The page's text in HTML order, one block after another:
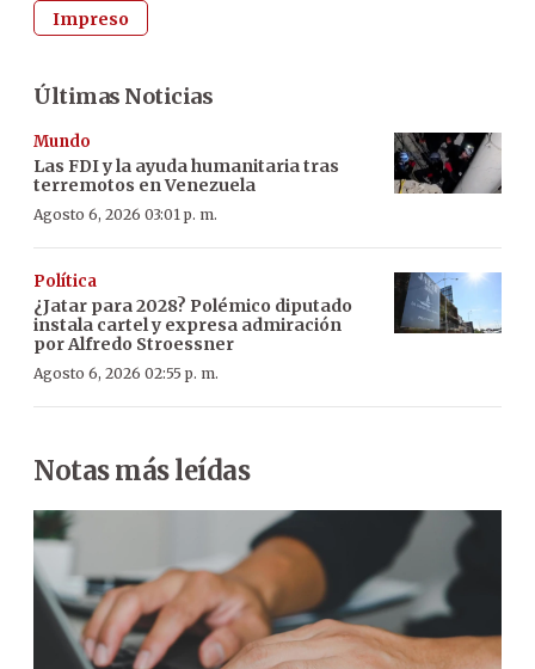
Impreso
Últimas Noticias
Mundo
Las FDI y la ayuda humanitaria tras
terremotos en Venezuela
Agosto 6, 2026 03:01 p. m.
Política
¿Jatar para 2028? Polémico diputado
instala cartel y expresa admiración
por Alfredo Stroessner
Agosto 6, 2026 02:55 p. m.
Notas más leídas